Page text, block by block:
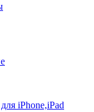
iPhone,iPad